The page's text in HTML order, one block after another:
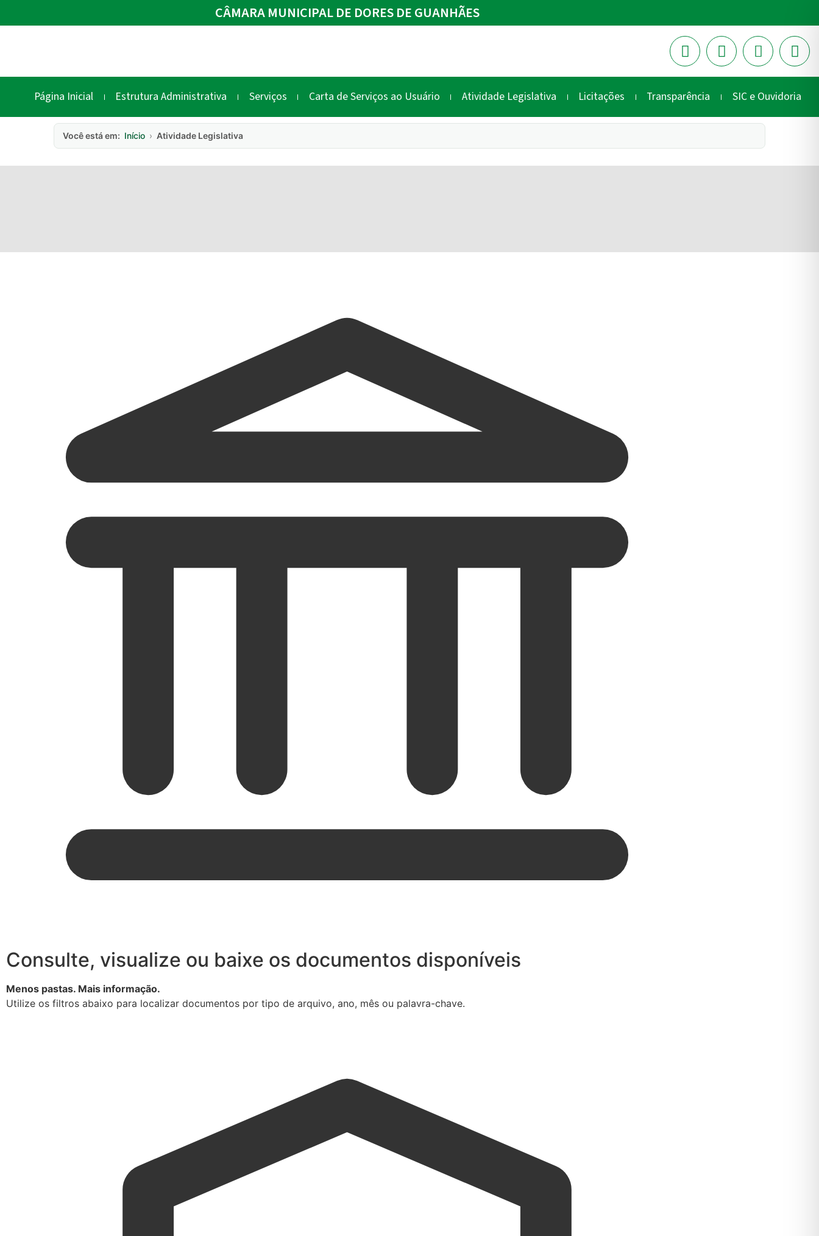
CÂMARA MUNICIPAL DE DORES DE GUANHÃES
Página Inicial Estrutura Administrativa Serviços Carta de Serviços ao Usuário Atividade Legislativa Licitações Transparência SIC e Ouvidoria
Você está em: Início › Atividade Legislativa
Consulte, visualize ou baixe os documentos disponíveis
Menos pastas. Mais informação.
Utilize os filtros abaixo para localizar documentos por tipo de arquivo, ano, mês ou palavra-chave.